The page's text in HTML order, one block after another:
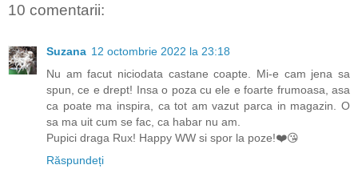
10 comentarii:
Suzana 12 octombrie 2022 la 23:18
Nu am facut niciodata castane coapte. Mi-e cam jena sa
spun, ce e drept! Insa o poza cu ele e foarte frumoasa, asa
ca poate ma inspira, ca tot am vazut parca in magazin. O
sa ma uit cum se fac, ca habar nu am.
Pupici draga Rux! Happy WW si spor la poze!❤️😘
Răspundeți